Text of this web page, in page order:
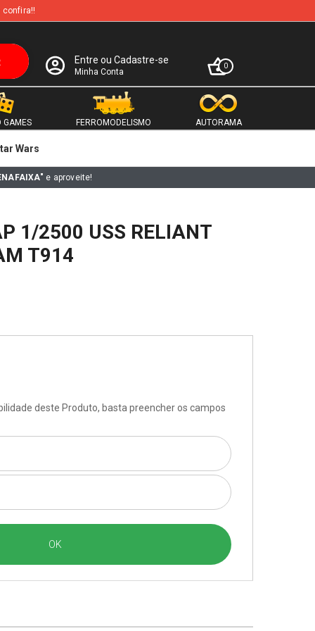
confira!!
Entre ou Cadastre-se
Minha Conta
0
GAMES FERROMODELISMO AUTORAMA
Wars
e aproveite!
1/2500 USS RELIANT
T914
deste Produto, basta preencher os campos